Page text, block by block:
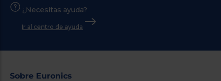
¿Necesitas ayuda?
Ir al centro de ayuda
Sobre Euronics